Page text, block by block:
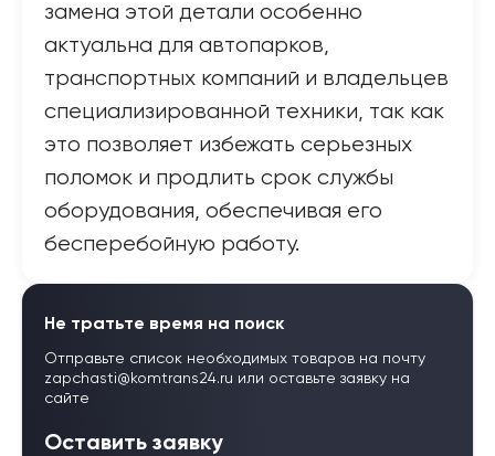
замена этой детали особенно
актуальна для автопарков,
транспортных компаний и владельцев
специализированной техники, так как
это позволяет избежать серьезных
поломок и продлить срок службы
оборудования, обеспечивая его
бесперебойную работу.
Не тратьте время на поиск
Отправьте список необходимых товаров на почту
zapchasti@komtrans24.ru или оставьте заявку на
сайте
Оставить заявку